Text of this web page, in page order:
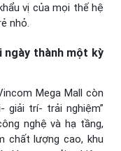
vị của mọi thế hệ
nhỏ.
ngày thành một kỳ
Mega Mall còn
giải trí- trải nghiệm”
nghệ và hạ tầng,
chất lượng cao, khu